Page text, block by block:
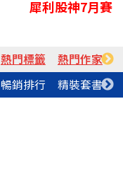
犀利股神7月賽
熱門標籤 熱門作家
暢銷排行 精裝套書